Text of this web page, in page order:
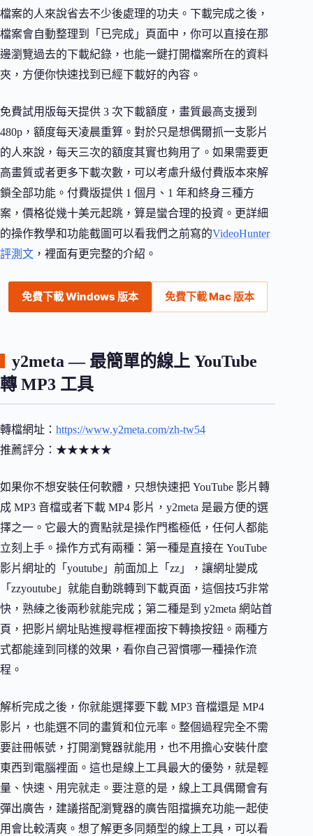
檔案的人來說省去不少後處理的功夫。下載完成之後，
檔案會自動整理到「已完成」頁面中，你可以直接在那
邊瀏覽過去的下載紀錄，也能一鍵打開檔案所在的資料
夾，方便你快速找到已經下載好的內容。
免費試用版每天提供 3 次下載額度，畫質最高支援到
480p，額度每天凌晨重算。對於只是想偶爾抓一支影片
的人來說，每天三次的額度其實也夠用了。如果需要更
高畫質或者更多下載次數，可以考慮升級付費版本來解
鎖全部功能。付費版提供 1 個月、1 年和終身三種方
案，價格從幾十美元起跳，算是蠻合理的投資。更詳細
的操作教學和功能截圖可以看我們之前寫的VideoHunter
評測文 ，裡面有更完整的介紹。
免費下載 Windows 版本 免費下載 Mac 版本
y2meta — 最簡單的線上 YouTube
轉 MP3 工具
轉檔網址： https://www.y2meta.com/zh-tw54
推薦評分：★★★★★
如果你不想安裝任何軟體，只想快速把 YouTube 影片轉
成 MP3 音檔或者下載 MP4 影片，y2meta 是最方便的選
擇之一。它最大的賣點就是操作門檻極低，任何人都能
立刻上手。操作方式有兩種：第一種是直接在 YouTube
影片網址的「youtube」前面加上「zz」，讓網址變成
「zzyoutube」就能自動跳轉到下載頁面，這個技巧非常
快，熟練之後兩秒就能完成；第二種是到 y2meta 網站首
頁，把影片網址貼進搜尋框裡面按下轉換按鈕。兩種方
式都能達到同樣的效果，看你自己習慣哪一種操作流
程。
解析完成之後，你就能選擇要下載 MP3 音檔還是 MP4
影片，也能選不同的畫質和位元率。整個過程完全不需
要註冊帳號，打開瀏覽器就能用，也不用擔心安裝什麼
東西到電腦裡面。這也是線上工具最大的優勢，就是輕
量、快速、用完就走。要注意的是，線上工具偶爾會有
彈出廣告，建議搭配瀏覽器的廣告阻擋擴充功能一起使
用會比較清爽。想了解更多同類型的線上工具，可以看